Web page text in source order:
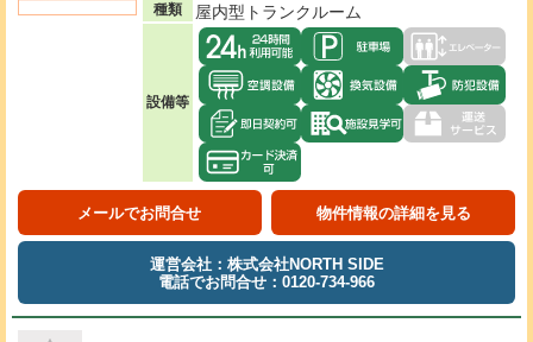
種類 屋内型トランクルーム
設備等
メールでお問合せ 物件情報の詳細を見る
運営会社：株式会社NORTH SIDE
電話でお問合せ：0120-734-966